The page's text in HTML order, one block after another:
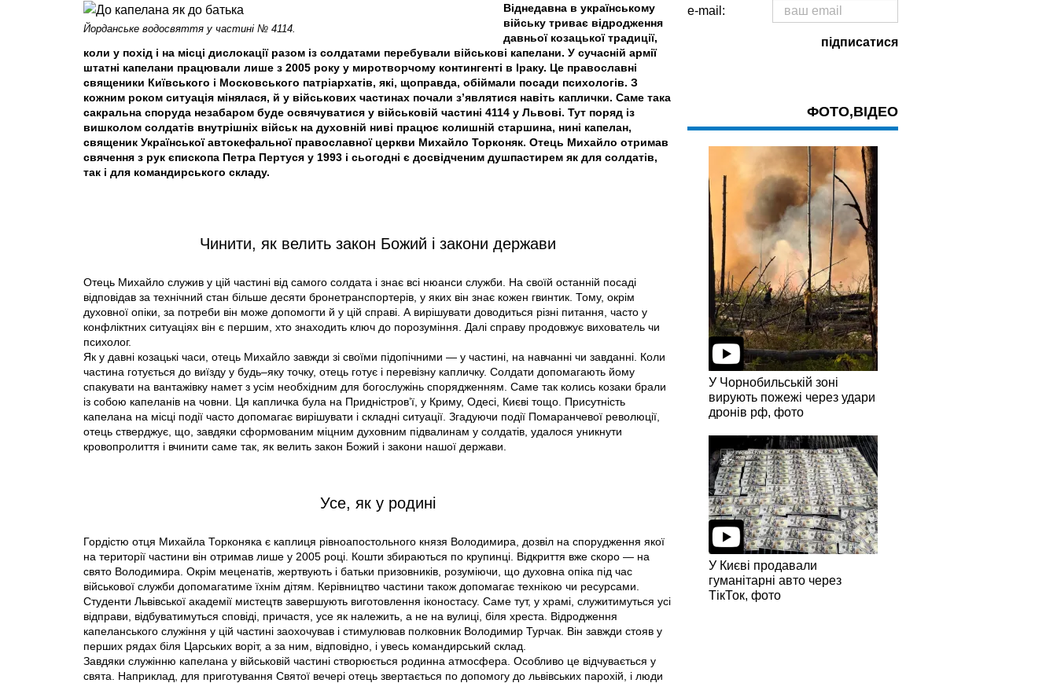
Йорданське водосвяття у частині № 4114.
Віднедавна в українському
війську триває відродження
давньої козацької традиції,
коли у похід і на місці дислокації разом із солдатами перебували військові капелани. У сучасній армії
штатні капелани працювали лише з 2005 року у миротворчому контингенті в Іраку. Це православні
священики Київського і Московського патріархатів, які, щоправда, обіймали посади психологів. З
кожним роком ситуація мінялася, й у військових частинах почали з’являтися навіть каплички. Саме така
сакральна споруда незабаром буде освячуватися у військовій частині 4114 у Львові. Тут поряд із
вишколом солдатів внутрішніх військ на духовній ниві працює колишній старшина, нині капелан,
священик Української автокефальної православної церкви Михайло Торконяк. Отець Михайло отримав
свячення з рук єпископа Петра Пертуся у 1993 і сьогодні є досвідченим душпастирем як для солдатів,
так і для командирського складу.
Чинити, як велить закон Божий і закони держави
Отець Михайло служив у цій частині від самого солдата і знає всі нюанси служби. На своїй останній посаді
відповідав за технічний стан більше десяти бронетранспортерів, у яких він знає кожен гвинтик. Тому, окрім
духовної опіки, за потреби він може допомогти й у цій справі. А вирішувати доводиться різні питання, часто у
конфліктних ситуаціях він є першим, хто знаходить ключ до порозуміння. Далі справу продовжує вихователь чи
психолог.
Як у давні козацькі часи, отець Михайло завжди зі своїми підопічними — у частині, на навчанні чи завданні. Коли
частина готується до виїзду у будь–яку точку, отець готує і перевізну капличку. Солдати допомагають йому
спакувати на вантажівку намет з усім необхідним для богослужінь спорядженням. Саме так колись козаки брали
із собою капеланів на човни. Ця капличка була на Придністров’ї, у Криму, Одесі, Києві тощо. Присутність
капелана на місці події часто допомагає вирішувати і складні ситуації. Згадуючи події Помаранчевої революції,
отець стверджує, що, завдяки сформованим міцним духовним підвалинам у солдатів, удалося уникнути
кровопролиття і вчинити саме так, як велить закон Божий і закони нашої держави.
Усе, як у родині
Гордістю отця Михайла Торконяка є каплиця рівноапостольного князя Володимира, дозвіл на спорудження якої
на території частини він отримав лише у 2005 році. Кошти збираються по крупинці. Відкриття вже скоро — на
свято Володимира. Окрім меценатів, жертвують і батьки призовників, розуміючи, що духовна опіка під час
військової служби допомагатиме їхнім дітям. Керівництво частини також допомагає технікою чи ресурсами.
Студенти Львівської академії мистецтв завершують виготовлення іконостасу. Саме тут, у храмі, служитимуться усі
відправи, відбуватимуться сповіді, причастя, усе як належить, а не на вулиці, біля хреста. Відродження
капеланського служіння у цій частині заохочував і стимулював полковник Володимир Турчак. Він завжди стояв у
перших рядах біля Царських воріт, а за ним, відповідно, і увесь командирський склад.
Завдяки служінню капелана у військовій частині створюється родинна атмосфера. Особливо це відчувається у
свята. Наприклад, для приготування Святої вечері отець звертається по допомогу до львівських парохій, і люди
e-mail:
ФОТО,ВІДЕО
У Чорнобильській зоні
вирують пожежі через удари
дронів рф, фото
У Києві продавали
гуманітарні авто через
ТікТок, фото